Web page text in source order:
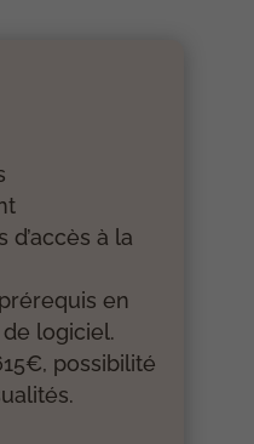
d’accès à la
en
logiciel.
possibilité